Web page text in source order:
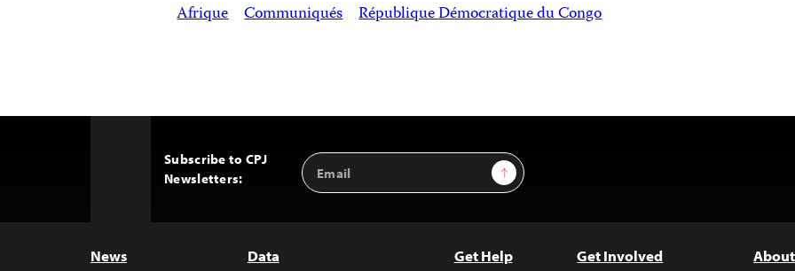
Afrique Communiqués République Démocratique du Congo
Subscribe to CPJ
Newsletters:
Email
Address
Sign Up
News Data Get Help Get Involved